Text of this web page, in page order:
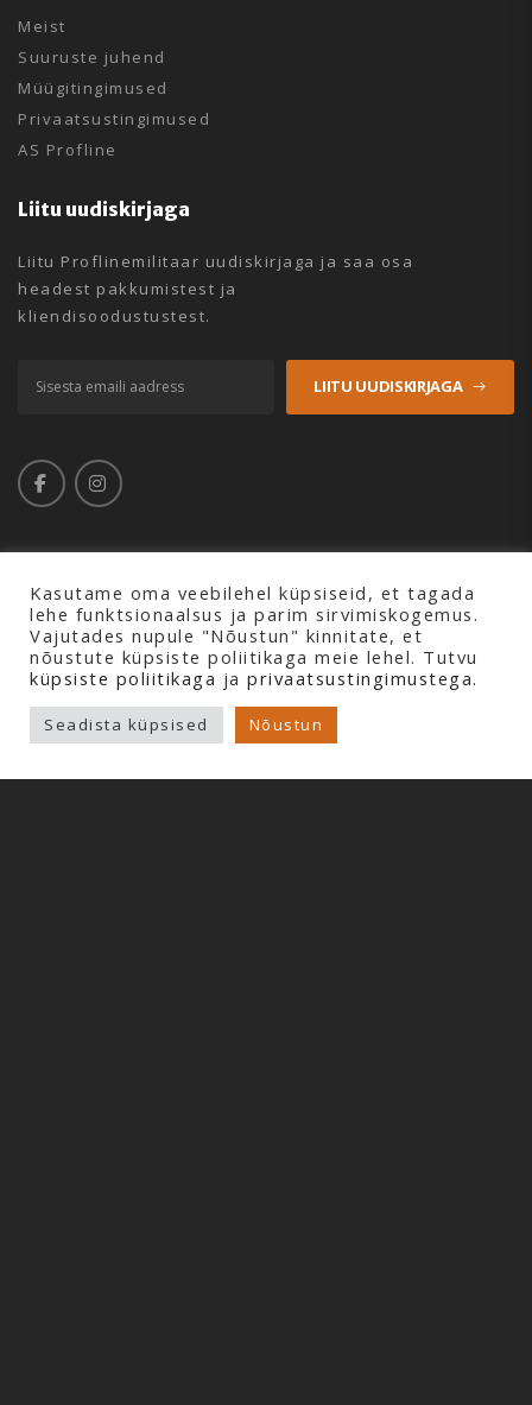
Meist
Suuruste juhend
Müügitingimused
Privaatsustingimused
AS Profline
Liitu uudiskirjaga
Liitu Proflinemilitaar uudiskirjaga ja saa osa
headest pakkumistest ja
kliendisoodustustest.
LIITU UUDISKIRJAGA
Copyright © 2026 Profline AS. Kõik õigused kaitstud.
Kasutame oma veebilehel küpsiseid, et tagada
lehe funktsionaalsus ja parim sirvimiskogemus.
Vajutades nupule "Nõustun" kinnitate, et
nõustute küpsiste poliitikaga meie lehel. Tutvu
küpsiste poliitikaga ja privaatsustingimustega.
Seadista küpsised Nõustun